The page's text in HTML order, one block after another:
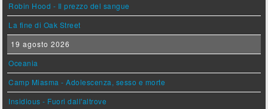
Robin Hood - Il prezzo del sangue
La fine di Oak Street
19 agosto 2026
Oceania
Camp Miasma - Adolescenza, sesso e morte
Insidious - Fuori dall'altrove